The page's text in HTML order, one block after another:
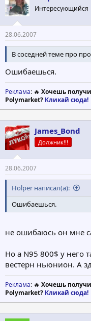
Интересующийся
28.06.2007
В соседней теме про
Ошибаешься.
Реклама: 🔥 Хочешь
Polymarket? Кликай сюда!
James_Bond
Должник!!!
28.06.2007
Holper написал(а):
Ошибаешься.
не ошибаюсь он мне
Но а N95 800$ у него
вестерн ньюнион. А
Реклама: 🔥 Хочешь
Polymarket? Кликай сюда!